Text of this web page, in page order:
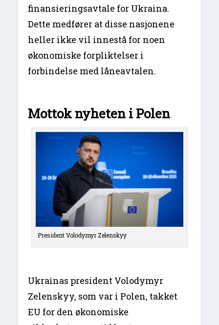
finansieringsavtale for Ukraina.
Dette medfører at disse nasjonene
heller ikke vil innestå for noen
økonomiske forpliktelser i
forbindelse med låneavtalen.
Mottok nyheten i Polen
President Volodymyr Zelenskyy
Ukrainas president Volodymyr
Zelenskyy, som var i Polen, takket
EU for den økonomiske